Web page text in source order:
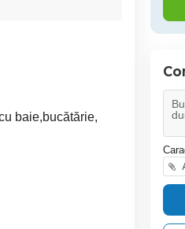
baie,bucătărie,